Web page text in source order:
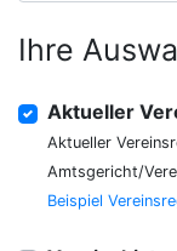
Ihre
Aktueller
Aktueller
Amtsgericht/
Beispiel